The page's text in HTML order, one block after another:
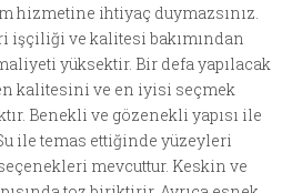
hizmetine ihtiyaç duymazsınız.
işçiliği ve kalitesi bakımından
yüksektir. Bir defa yapılacak
kalitesini ve en iyisi seçmek
Benekli ve gözenekli yapısı ile
ile temas ettiğinde yüzeyleri
mevcuttur. Keskin ve